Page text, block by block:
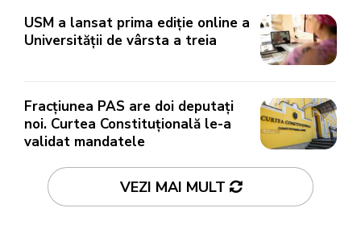
USM a lansat prima ediție online a
Universității de vârsta a treia
Fracțiunea PAS are doi deputați
noi. Curtea Constituțională le-a
validat mandatele
VEZI MAI MULT